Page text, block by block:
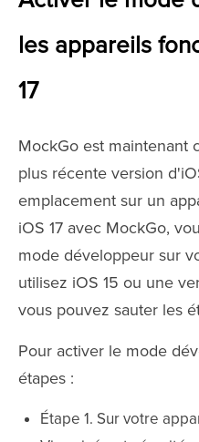
les appareils
17
MockGo est maintenant
plus récente version
emplacement sur un
iOS 17 avec MockGo,
mode développeur sur
utilisez iOS 15 ou une
vous pouvez sauter les
Pour activer le mode
étapes :
Étape 1. Sur votre